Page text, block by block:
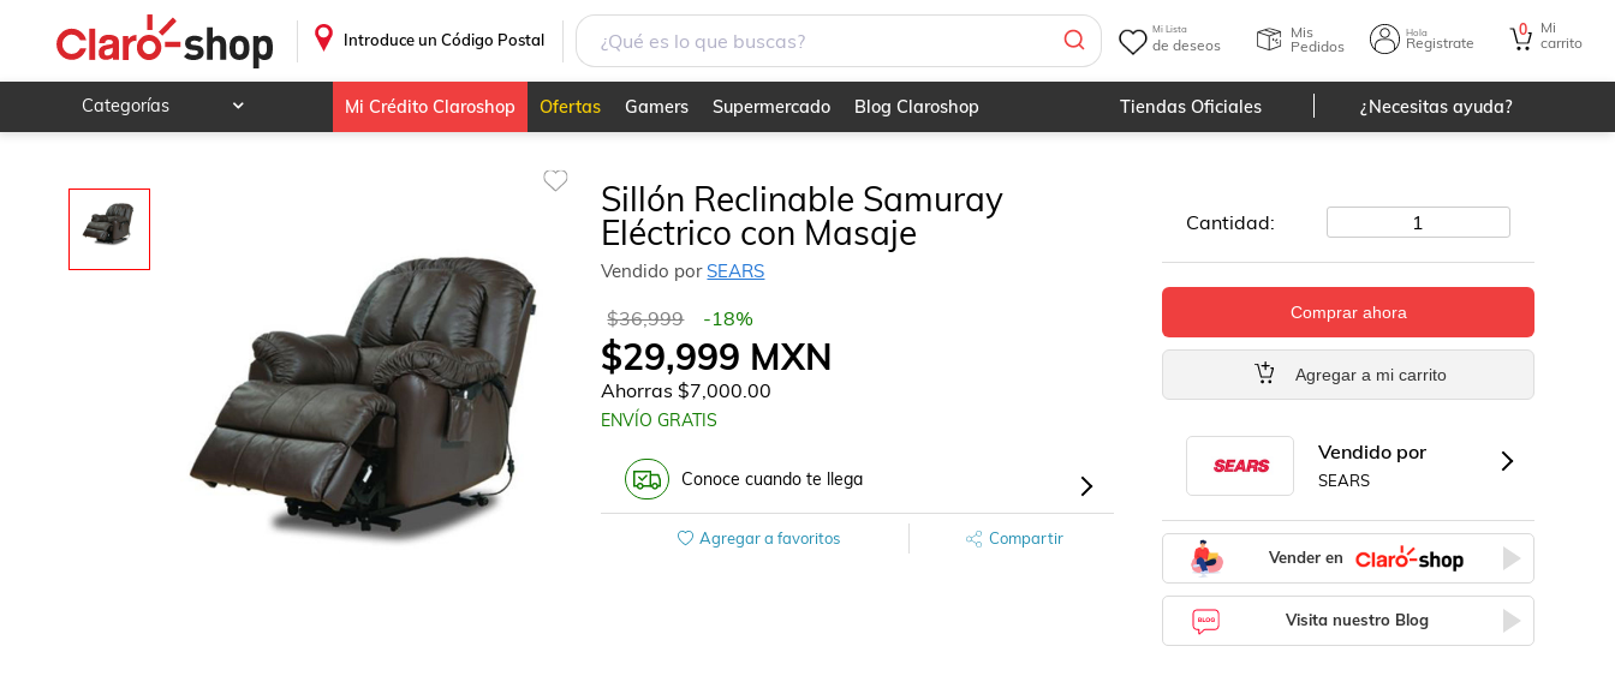
Introduce un Código Postal
Mi Lista
de deseos
Mis
Pedidos
Hola
Registrate
0
Mi
carrito
Categorías
Videojuegos
Hogar y jardín
Ropa, calzado y accesorios
Salud, belleza y cuidado personal
Mi Crédito Claroshop Ofertas Gamers Supermercado Blog Claroshop Tiendas Oficiales ¿Necesitas ayuda?
Sillón Reclinable Samuray
Eléctrico con Masaje
Vendido porSEARS
$36,999 -18%
$29,999 MXN
Ahorras$7,000.00
ENVÍO GRATIS
Conoce cuando te llega
Agregar a favoritos Compartir
Cantidad: 1
Comprar ahora
Agregar a mi carrito
Vendido por
SEARS
Vender en
Visita nuestro Blog
Sillón Reclinable Samuray Eléctrico con Masaje